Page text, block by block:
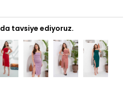
da tavsiye ediyoruz.